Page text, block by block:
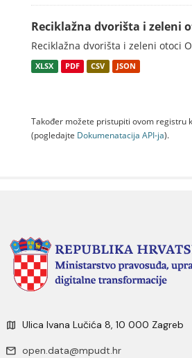
Reciklažna dvorišta i zeleni
Reciklažna dvorišta i zeleni otoci
XLSX PDF CSV JSON
Također možete pristupiti ovom registru
(pogledajte Dokumenаtаcijа API-jа).